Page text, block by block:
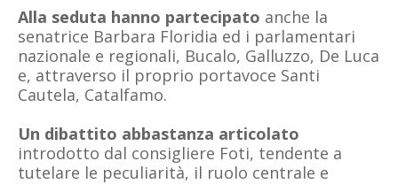
Alla seduta hanno partecipato anche la
senatrice Barbara Floridia ed i parlamentari
nazionale e regionali, Bucalo, Galluzzo, De Luca
e, attraverso il proprio portavoce Santi
Cautela, Catalfamo.
Un dibattito abbastanza articolato
introdotto dal consigliere Foti, tendente a
tutelare le peculiarità, il ruolo centrale e